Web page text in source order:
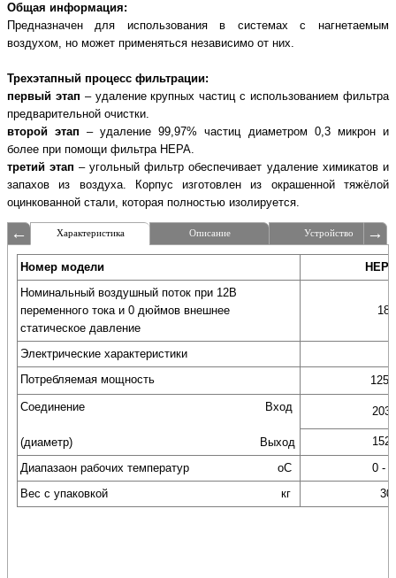
Общая информация:
Предназначен для использования в системах с нагнетаемым
воздухом, но может применяться независимо от них.
Трехэтапный процесс фильтрации:
первый этап – удаление крупных частиц с использованием фильтра
предварительной очистки.
второй этап – удаление 99,97% частиц диаметром 0,3 микрон и
более при помощи фильтра HEPA.
третий этап – угольный фильтр обеспечивает удаление химикатов и
запахов из воздуха. Корпус изготовлен из окрашенной тяжёлой
оцинкованной стали, которая полностью изолируется.
Характеристика Описание Устройство
Номер модели
Номинальный воздушный поток при 12В
переменного тока и 0 дюймов внешнее
статическое давление
180
Электрические характеристики
Потребляемая мощность
Соединение Вход
(диаметр) Выход
Диапазаон рабочих температур оС
0 -
Вес с упаковкой кг
30
При необходимости выполнить качественную очистку воздуха
системой фильтрации HEPA. Название является аббревиатурой
«высокоэффективное удерживание частиц».
Система байпассной фильтрации HEPAвключает
нагнетательным воздухом, но может применяться независимо от
Трехэтапный процесс фильтрации:
первый этап – удаление крупных частиц с использованием
второй этап – удаление 99,97% частиц диаметром 0,3
третий этап – угольный фильтр обеспечивает удаление
которая полностью изолируется.
Корпус изготовлен из окрашенной тяжелой оцинкованной стали,
(нажмите на картинку,